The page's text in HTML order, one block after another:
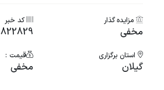
مزایده گذار
مخفی
کد خبر
822829
استان برگزاری
گیلان
قیمت :
مخفی